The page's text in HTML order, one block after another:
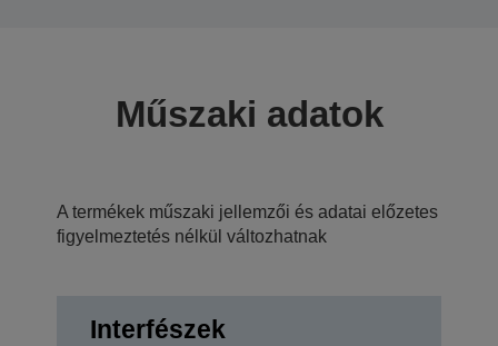
Műszaki adatok
A termékek műszaki jellemzői és adatai előzetes
figyelmeztetés nélkül változhatnak
Interfészek